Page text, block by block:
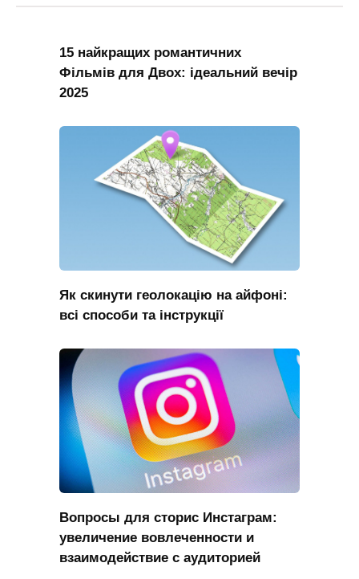
15 найкращих романтичних
Фільмів для Двох: ідеальний вечір
2025
Як скинути геолокацію на айфоні:
всі способи та інструкції
Вопросы для сторис Инстаграм:
увеличение вовлеченности и
взаимодействие с аудиторией